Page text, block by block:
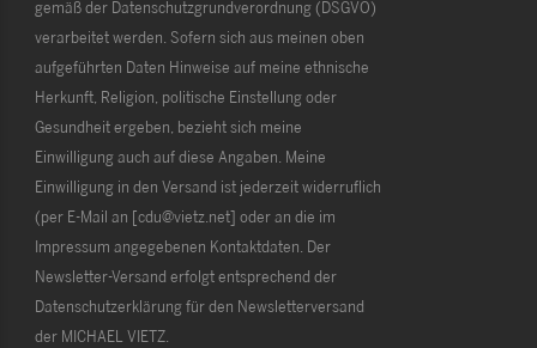
gemäß der Datenschutzgrundverordnung (DSGVO)
verarbeitet werden. Sofern sich aus meinen oben
aufgeführten Daten Hinweise auf meine ethnische
Herkunft, Religion, politische Einstellung oder
Gesundheit ergeben, bezieht sich meine
Einwilligung auch auf diese Angaben. Meine
Einwilligung in den Versand ist jederzeit widerruflich
(per E-Mail an [cdu@vietz.net] oder an die im
Impressum angegebenen Kontaktdaten. Der
Newsletter-Versand erfolgt entsprechend der
Datenschutzerklärung für den Newsletterversand
der MICHAEL VIETZ.